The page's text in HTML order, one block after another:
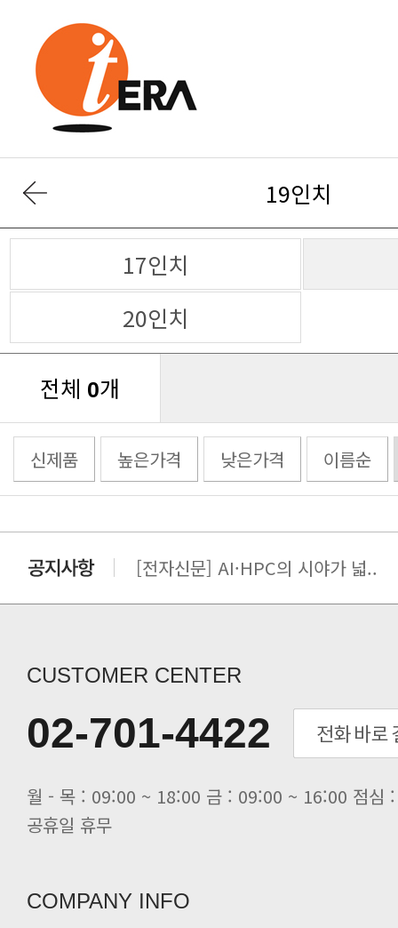
19인치
17인치
20인치
전체 0개
신제품 높은가격 낮은가격 이름순
[전자신문] AI·HPC의 시야가 넓..
[전자신문] “민감 데이터도 안심하
[전자신문] 테라텍과 함께 최적의
[전자신문] AI 인프라 써보고 결정..
[전자신문] 공영삼 테라텍 대표 “단..
[전자신문] 당신의 AI GPU, 지..
CUSTOMER CENTER
02-701-4422
공휴일 휴무
COMPANY INFO